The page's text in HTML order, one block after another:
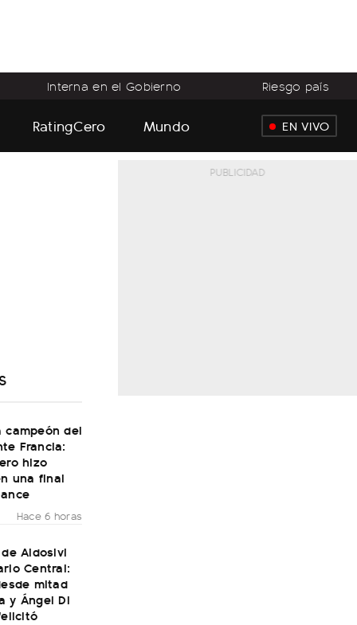
Interna en el Gobierno Riesgo país
RatingCero Mundo EN VIVO
campeón del
Francia:
hizo
una final
Hace 6 horas
Aldosivi
Central:
mitad
y Ángel Di